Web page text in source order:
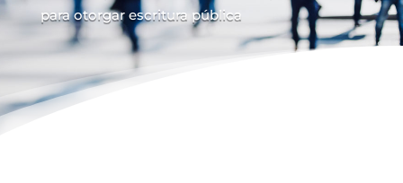
para otorgar escritura pública